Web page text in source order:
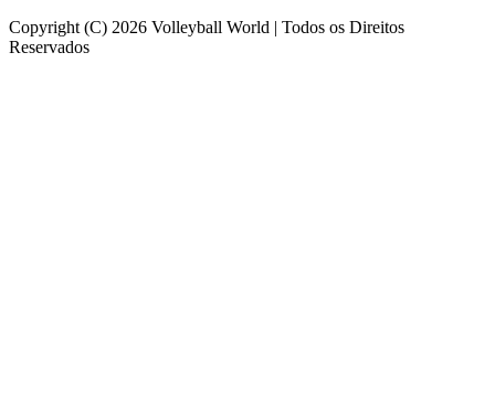
Copyright (C) 2026 Volleyball World | Todos os Direitos
Reservados